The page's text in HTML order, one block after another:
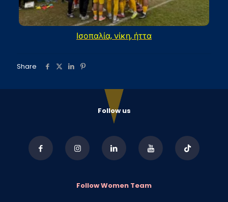
Ισοπαλία, νίκη, ήττα
Share
Follow us
Follow Women Team